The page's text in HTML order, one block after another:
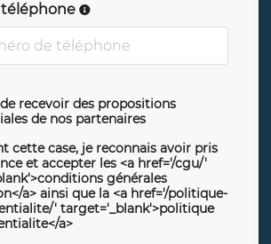
recevoir des propositions
de nos partenaires
cette case, je reconnais avoir pris
et accepter les <a href='/cgu/'
générales
a> ainsi que la <a href='/politique-
' target='_blank'>politique
a>